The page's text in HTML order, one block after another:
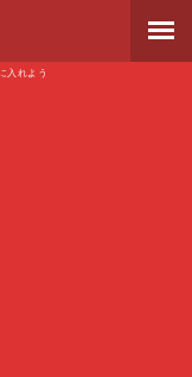
入れよう